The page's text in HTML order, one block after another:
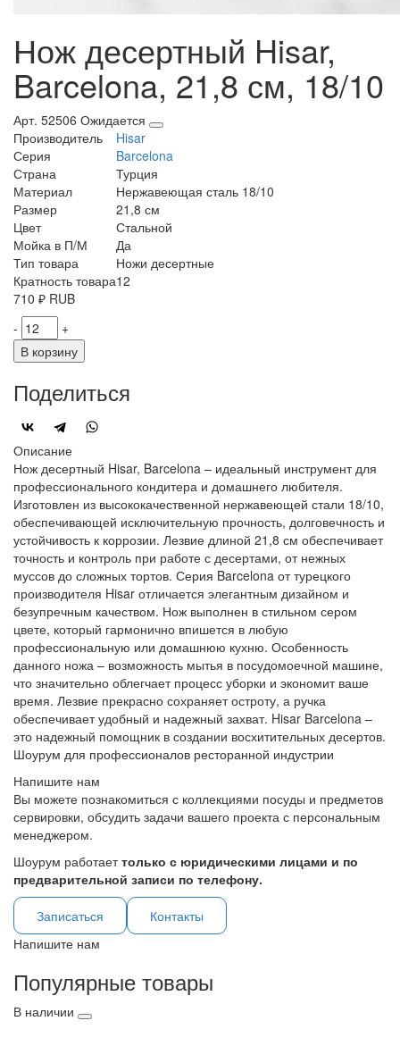
Нож десертный Hisar,
Barcelona, 21,8 см, 18/10
Арт. 52506 Ожидается
Производитель
Hisar
Серия
Barcelona
Страна
Турция
Материал
Нержавеющая сталь 18/10
Размер
21,8 см
Цвет
Стальной
Мойка в П/М
Да
Тип товара
Ножи десертные
Кратность товара12
710 ₽ RUB
-
+
В корзину
Поделиться
Описание
Нож десертный Hisar, Barcelona – идеальный инструмент для
профессионального кондитера и домашнего любителя.
Изготовлен из высококачественной нержавеющей стали 18/10,
обеспечивающей исключительную прочность, долговечность и
устойчивость к коррозии. Лезвие длиной 21,8 см обеспечивает
точность и контроль при работе с десертами, от нежных
муссов до сложных тортов. Серия Barcelona от турецкого
производителя Hisar отличается элегантным дизайном и
безупречным качеством. Нож выполнен в стильном сером
цвете, который гармонично впишется в любую
профессиональную или домашнюю кухню. Особенность
данного ножа – возможность мытья в посудомоечной машине,
что значительно облегчает процесс уборки и экономит ваше
время. Лезвие прекрасно сохраняет остроту, а ручка
обеспечивает удобный и надежный захват. Hisar Barcelona –
это надежный помощник в создании восхитительных десертов.
Шоурум для профессионалов ресторанной индустрии
Напишите нам
Вы можете познакомиться с коллекциями посуды и предметов
сервировки, обсудить задачи вашего проекта с персональным
менеджером.
Шоурум работаеттолько с юридическими лицами и по
предварительной записи по телефону.
Записаться
Контакты
Напишите нам
Популярные товары
В наличии